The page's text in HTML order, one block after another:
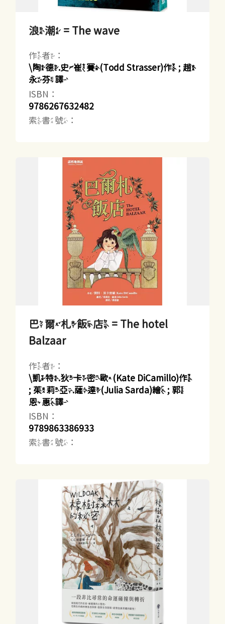
浪潮 = The wave
作者：
\陶德.史崔賽(Todd Strasser)作 ; 趙
永芬譯
ISBN：
9786267632482
索書號：
巴爾札飯店 = The hotel
Balzaar
作者：
\凱特.狄卡密歐(Kate DiCamillo)作
; 茱莉亞.薩達(Julia Sarda)繪 ; 郭
恩惠譯
ISBN：
9789863386933
索書號：